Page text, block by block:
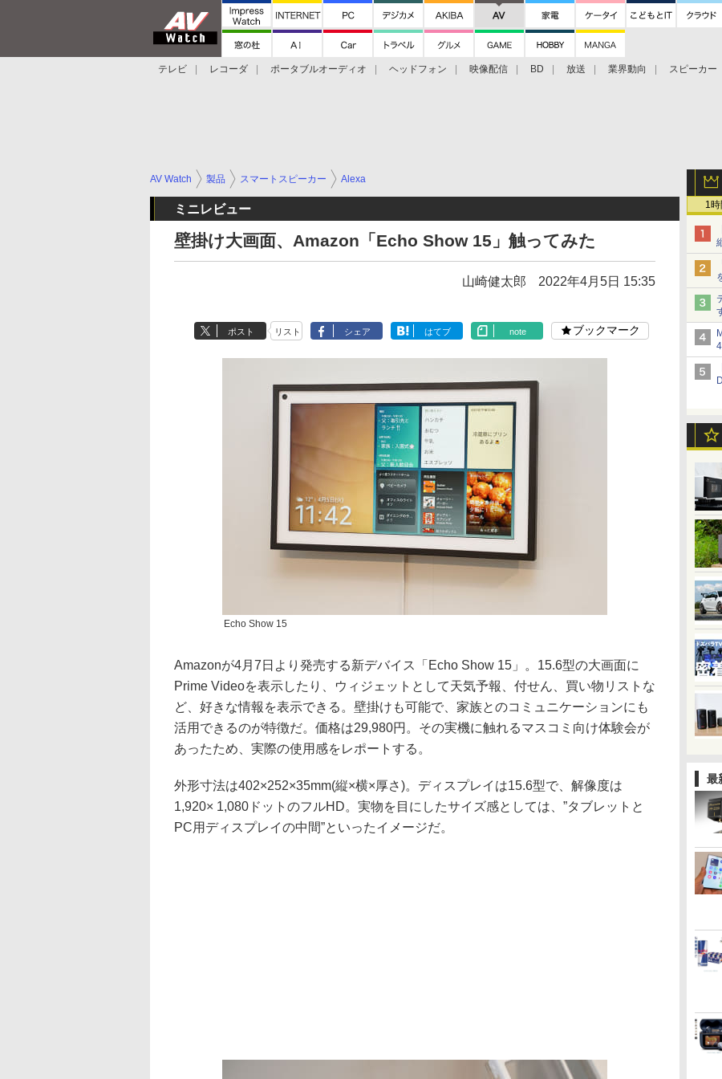
テレビ レコーダ ポータブルオーディオ ヘッドフォン 映像配信 BD 放送 業界動向 スピーカー
1時
最
AV Watch 製品 スマートスピーカー Alexa
ミニレビュー
壁掛け大画面、Amazon「Echo Show 15」触ってみた
山崎健太郎 2022年4月5日 15:35
ポスト リスト シェア はてブ note ブックマーク
Echo Show 15
Amazonが4月7日より発売する新デバイス「Echo Show 15」。15.6型の大画面に
Prime Videoを表示したり、ウィジェットとして天気予報、付せん、買い物リストな
ど、好きな情報を表示できる。壁掛けも可能で、家族とのコミュニケーションにも
活用できるのが特徴だ。価格は29,980円。その実機に触れるマスコミ向け体験会が
あったため、実際の使用感をレポートする。
外形寸法は402×252×35mm(縦×横×厚さ)。ディスプレイは15.6型で、解像度は
1,920× 1,080ドットのフルHD。実物を目にしたサイズ感としては、”タブレットと
PC用ディスプレイの中間”といったイメージだ。